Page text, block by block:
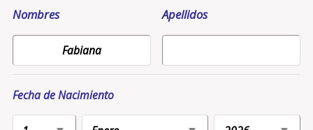
Nombres Apellidos
Fecha de Nacimiento